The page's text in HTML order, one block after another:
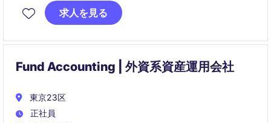
業務改善を推進しながら、日本法人および支店の安定
運営を支えていただきます。
求人を見る
Fund Accounting | 外資系資産運用会社
東京23区
正社員